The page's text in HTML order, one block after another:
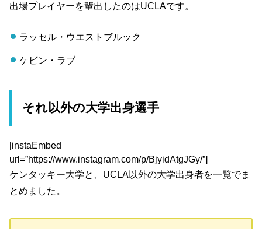
出場プレイヤーを輩出したのはUCLAです。
ラッセル・ウエストブルック
ケビン・ラブ
それ以外の大学出身選手
[instaEmbed
url=”https://www.instagram.com/p/BjyidAtgJGy/”]
ケンタッキー大学と、UCLA以外の大学出身者を一覧でま
とめました。